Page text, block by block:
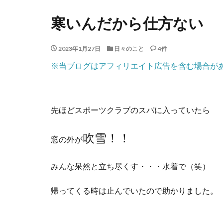
寒いんだから仕方ない
2023年1月27日 日々のこと 4件
※当ブログはアフィリエイト広告を含む場合が
先ほどスポーツクラブのスパに入っていたら
窓の外が吹雪！！
みんな呆然と立ち尽くす・・・水着で（笑）
帰ってくる時は止んでいたので助かりました。